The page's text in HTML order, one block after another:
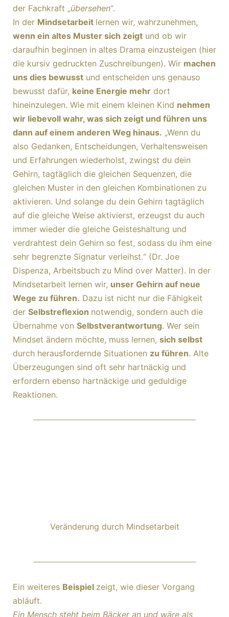
der Fachkraft „übersehen“.
In der Mindsetarbeit lernen wir, wahrzunehmen,
wenn ein altes Muster sich zeigt und ob wir
daraufhin beginnen in altes Drama einzusteigen (hier
die kursiv gedruckten Zuschreibungen). Wir machen
uns dies bewusst und entscheiden uns genauso
bewusst dafür, keine Energie mehr dort
hineinzulegen. Wie mit einem kleinen Kind nehmen
wir liebevoll wahr, was sich zeigt und führen uns
dann auf einem anderen Weg hinaus. „Wenn du
also Gedanken, Entscheidungen, Verhaltensweisen
und Erfahrungen wiederholst, zwingst du dein
Gehirn, tagtäglich die gleichen Sequenzen, die
gleichen Muster in den gleichen Kombinationen zu
aktivieren. Und solange du dein Gehirn tagtäglich
auf die gleiche Weise aktivierst, erzeugst du auch
immer wieder die gleiche Geisteshaltung und
verdrahtest dein Gehirn so fest, sodass du ihm eine
sehr begrenzte Signatur verleihst.“ (Dr. Joe
Dispenza, Arbeitsbuch zu Mind over Matter). In der
Mindsetarbeit lernen wir, unser Gehirn auf neue
Wege zu führen. Dazu ist nicht nur die Fähigkeit
der Selbstreflexion notwendig, sondern auch die
Übernahme von Selbstverantwortung. Wer sein
Mindset ändern möchte, muss lernen, sich selbst
durch herausfordernde Situationen zu führen. Alte
Überzeugungen sind oft sehr hartnäckig und
erfordern ebenso hartnäckige und geduldige
Reaktionen.
Veränderung durch Mindsetarbeit
Ein weiteres Beispiel zeigt, wie dieser Vorgang
abläuft.
Ein Mensch steht beim Bäcker an und wäre als